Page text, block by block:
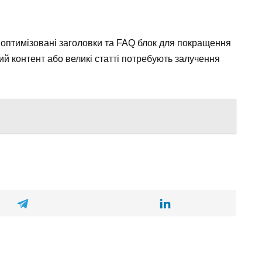
заголовки та FAQ блок для покращення
або великі статті потребують залучення